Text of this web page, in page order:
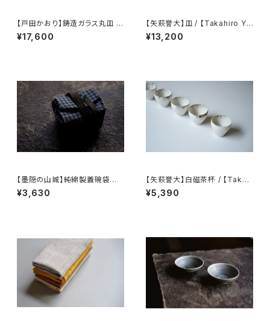
【戸田かおり】鋳造ガラス丸皿 /
【kaoritoda】Cast Glass Rou
nd Plate
¥17,600
【矢萩誉大】皿 / 【Takahiro Ya
hagi】plate
¥13,200
【墨隠の山城】純綿製蓋碗袋内【
【 墨隐の山城 】香雲紗 植物染
仕覆 めカップ袋 【 Ink & Moun
¥3,630
【矢萩誉大】白磁茶杯 / 【Takah
iro 】Yahagiteacup
¥5,390